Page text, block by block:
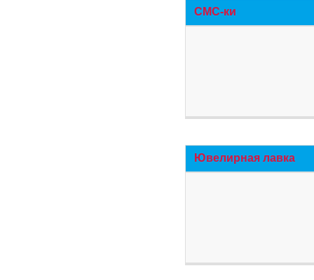
СМС-ки
Ювелирная лавка